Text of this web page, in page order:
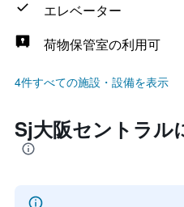
エレベーター
荷物保管室の利用可
4件すべての施設・設備を表示
Sj大阪セントラル